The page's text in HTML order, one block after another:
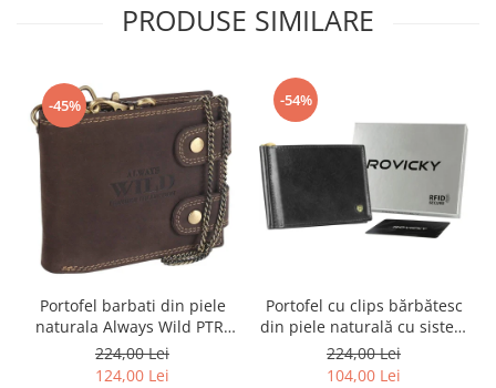
PRODUSE SIMILARE
-45%
Portofel barbati din piele
naturala Always Wild PTR-
2900-BIC
224,00 Lei
124,00 Lei
-54%
Portofel cu clips bărbătesc
din piele naturală cu sistem
RFID - Rovicky PTR-N1908-
RVT-9799 BLACK
224,00 Lei
104,00 Lei